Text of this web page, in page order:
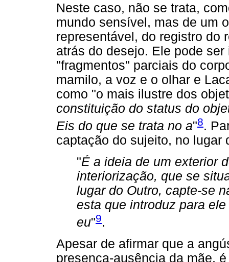
Neste caso, não se trata,
mundo sensível, mas de um
representável, do registro do
atrás do desejo. Ele pode
"fragmentos" parciais do
mamilo, a voz e o olhar e
como "o mais ilustre dos
constituição do status do
Eis do que se trata no a"8.
captação do sujeito, no lugar
"É a ideia de um exterior
interiorização, que se
lugar do Outro, capte-se
esta que introduz para
eu"9.
Apesar de afirmar que a
presença-ausência da mãe,